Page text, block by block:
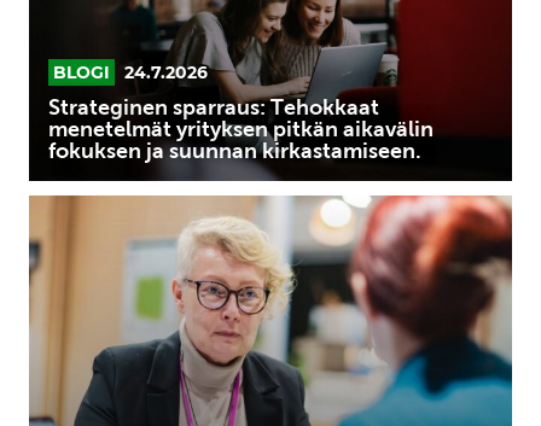
aikavälin
suunnan
kirkastamiseen.
BLOGI 24.7.2026
Strateginen sparraus: Tehokkaat
menetelmät yrityksen pitkän aikavälin
fokuksen ja suunnan kirkastamiseen.
Anna-
Stiina
piirtää
yrittäjille
ymmärryksen,
mistä